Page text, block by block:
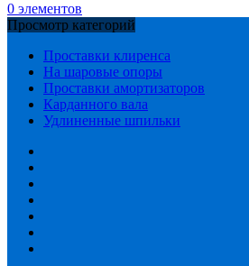
0 элементов
Просмотр категорий
Проставки клиренса
На шаровые опоры
Проставки амортизаторов
Карданного вала
Удлиненные шпильки